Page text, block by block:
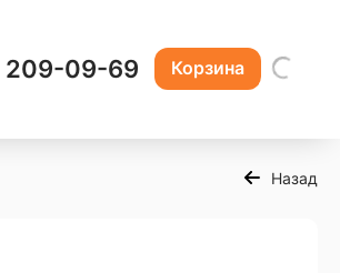
209-09-69 Корзина
Назад